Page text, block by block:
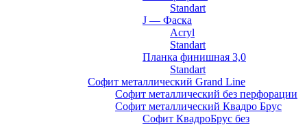
Standart
J — Фаска
Acryl
Standart
Планка финишная 3,0
Standart
Софит металлический Grand Line
Софит металлический без перфорации
Софит металлический Квадро Брус
Софит КвадроБрус без